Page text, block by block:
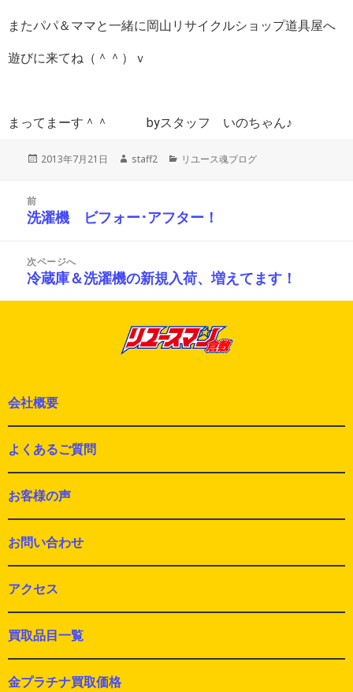
またパパ＆ママと一緒に岡山リサイクルショップ道具屋へ
遊びに来てね（＾＾）ｖ
まってまーす＾＾ byスタッフ いのちゃん♪
投
2013年7月21日
作
staff2
カ
ー
リユース魂ブログ
前
前
投
稿:
洗濯機 ビフォー･アフター！
次ページへ
次
の
冷蔵庫＆洗濯機の新規入荷、増えてます！
会社概要
よくあるご質問
お客様の声
お問い合わせ
アクセス
買取品目一覧
金プラチナ買取価格